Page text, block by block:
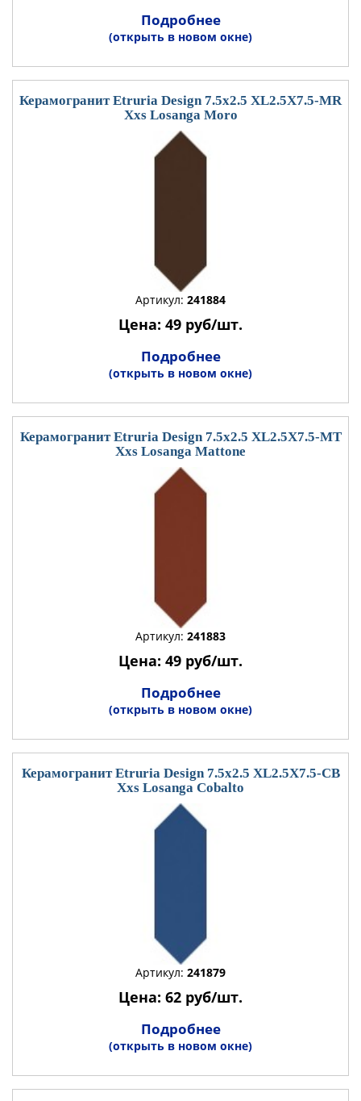
Подробнее
(открыть в новом окне)
Керамогранит Etruria Design 7.5x2.5 XL2.5X7.5-MR
Xxs Losanga Moro
Артикул: 241884
Цена: 49 руб/шт.
Подробнее
(открыть в новом окне)
Керамогранит Etruria Design 7.5x2.5 XL2.5X7.5-MT
Xxs Losanga Mattone
Артикул: 241883
Цена: 49 руб/шт.
Подробнее
(открыть в новом окне)
Керамогранит Etruria Design 7.5x2.5 XL2.5X7.5-CB
Xxs Losanga Cobalto
Артикул: 241879
Цена: 62 руб/шт.
Подробнее
(открыть в новом окне)